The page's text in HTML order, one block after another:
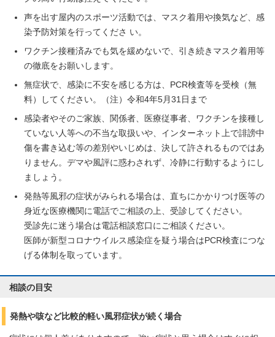
声を出す屋内のスポーツ活動では、マスク着用や換気など、感
染予防対策を行ってくださ い。
ワクチン接種済みでも気を緩めないで、引き続きマスク着用等
の徹底をお願いします。
無症状で、感染に不安を感じる方は、PCR検査等を受検（無
料）してください。（注）令和4年5月31日まで
感染者やそのご家族、関係者、医療従事者、ワクチンを接種し
ていない人等への不当な取扱いや、インターネット上で誹謗中
傷を書き込む等の差別やいじめは、決して許されるものではあ
りません。デマや風評に惑わされず、冷静に行動するようにし
ましょう。
発熱等風邪の症状がみられる場合は、直ちにかかりつけ医等の
身近な医療機関に電話でご相談の上、受診してください。
受診先に迷う場合は電話相談窓口にご相談ください。
医師が新型コロナウイルス感染症を疑う場合はPCR検査につな
げる体制を取っています。
相談の目安
発熱や咳など比較的軽い風邪症状が続く場合